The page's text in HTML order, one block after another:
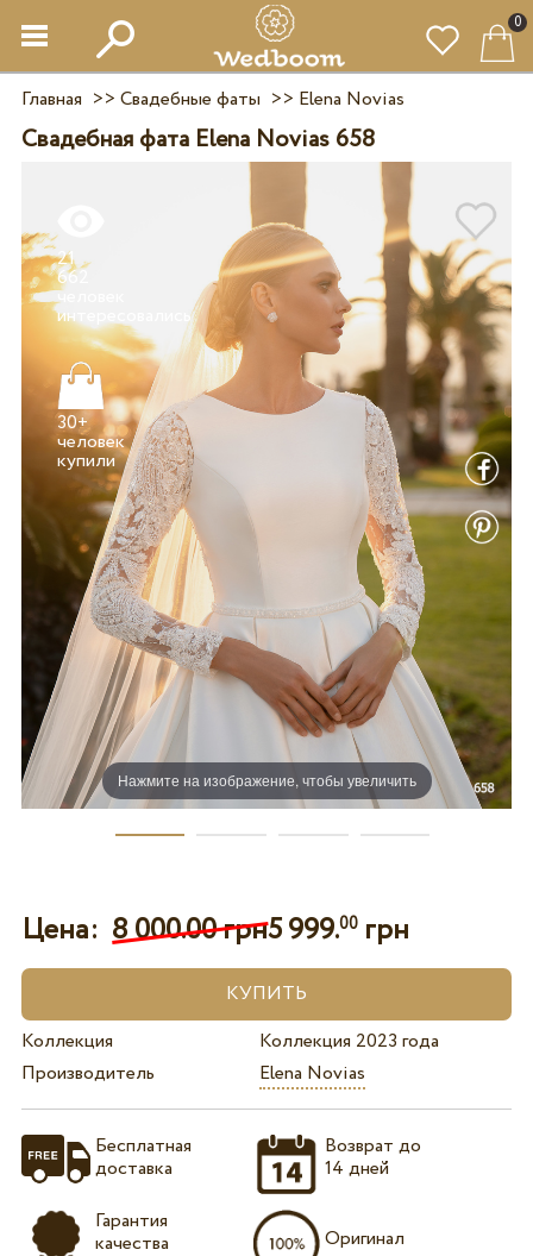
0
Главная >> Свадебные фаты >> Elena Novias
Свадебная фата Elena Novias 658
Нажмите на изображение, чтобы увеличить
21
662
человек
интересовались
30+
человек
купили
Цена: 8 000.00 грн5 999.00грн
Коллекция
Коллекция 2023 года
Производитель
Elena Novias
Бесплатная
доставка
Гарантия
качества
Возврат до
14 дней
Оригинал